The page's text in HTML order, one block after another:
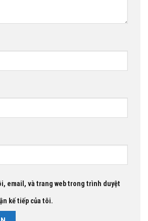
email, và trang web trong trình duyệt
kế tiếp của tôi.